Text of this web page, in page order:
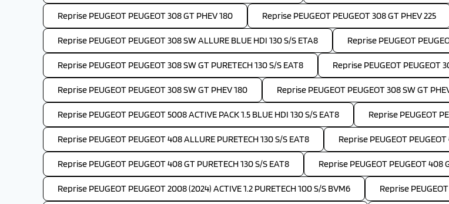
Reprise PEUGEOT PEUGEOT 308 GT PHEV 180 Reprise PEUGEOT PEUGEOT 308 GT PHEV 225
Reprise PEUGEOT PEUGEOT 308 SW ALLURE BLUE HDI 130 S/S ETA8 Reprise PEUGEOT
Reprise PEUGEOT PEUGEOT 308 SW GT PURETECH 130 S/S EAT8 Reprise PEUGEOT PEUGEOT
Reprise PEUGEOT PEUGEOT 308 SW GT PHEV 180 Reprise PEUGEOT PEUGEOT 308 SW GT
Reprise PEUGEOT PEUGEOT 5008 ACTIVE PACK 1.5 BLUE HDI 130 S/S EAT8 Reprise PEUGEOT
Reprise PEUGEOT PEUGEOT 408 ALLURE PURETECH 130 S/S EAT8 Reprise PEUGEOT
Reprise PEUGEOT PEUGEOT 408 GT PURETECH 130 S/S EAT8 Reprise PEUGEOT PEUGEOT 408
Reprise PEUGEOT PEUGEOT 2008 (2024) ACTIVE 1.2 PURETECH 100 S/S BVM6 Reprise